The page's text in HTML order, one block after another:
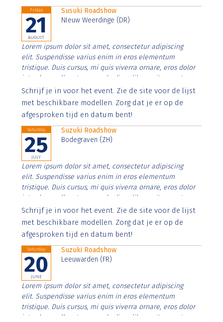
Friday
21
AUGUST
Susuki Roadshow
NIeuw Weerdinge (DR)
Lorem ipsum dolor sit amet, consectetur adipiscing
elit. Suspendisse varius enim in eros elementum
tristique. Duis cursus, mi quis viverra ornare, eros dolor
interdum nulla, ut commodo diam libero vitae erat.
Aenean faucibus nibh et justo cursus id rutrum lorem
imperdiet. Nunc ut sem vitae risus tristique posuere.
Schrijf je in voor het event. Zie de site voor de lijst
met beschikbare modellen. Zorg dat je er op de
afgesproken tijd en datum bent!
Saturday
25
JULY
Suzuki Roadshow
Bodegraven (ZH)
Lorem ipsum dolor sit amet, consectetur adipiscing
elit. Suspendisse varius enim in eros elementum
tristique. Duis cursus, mi quis viverra ornare, eros dolor
interdum nulla, ut commodo diam libero vitae erat.
Aenean faucibus nibh et justo cursus id rutrum lorem
imperdiet. Nunc ut sem vitae risus tristique posuere.
Schrijf je in voor het event. Zie de site voor de lijst
met beschikbare modellen. Zorg dat je er op de
afgesproken tijd en datum bent!
Saturday
20
JUNE
Suzuki Roadshow
Leeuwarden (FR)
Lorem ipsum dolor sit amet, consectetur adipiscing
elit. Suspendisse varius enim in eros elementum
tristique. Duis cursus, mi quis viverra ornare, eros dolor
interdum nulla, ut commodo diam libero vitae erat.